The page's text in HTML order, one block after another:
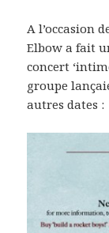
A l’occasion
Elbow a fait
concert
groupe
autres dates :